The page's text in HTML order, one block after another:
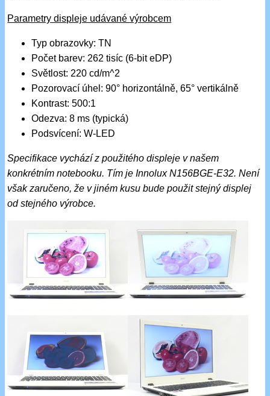
Parametry displeje udávané výrobcem
Typ obrazovky: TN
Počet barev: 262 tisíc (6-bit eDP)
Světlost: 220 cd/m^2
Pozorovací úhel: 90° horizontálně, 65° vertikálně
Kontrast: 500:1
Odezva: 8 ms (typická)
Podsvícení: W-LED
Specifikace vychází z použitého displeje v našem
konkrétním notebooku. Tím je Innolux N156BGE-E32. Není
však zaručeno, že v jiném kusu bude použit stejný displej
od stejného výrobce.